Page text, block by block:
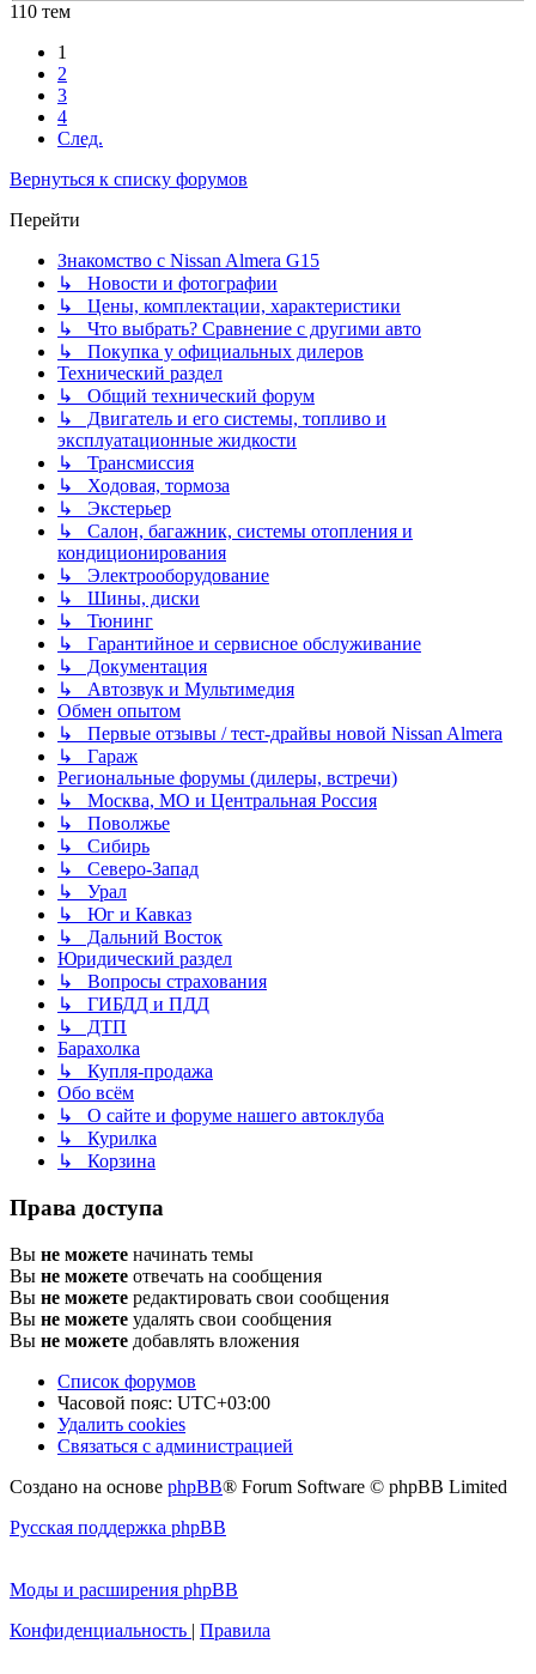
110 тем
1
2
3
4
След.
Вернуться к списку форумов
Перейти
Знакомство с Nissan Almera G15
↳ Новости и фотографии
↳ Цены, комплектации, характеристики
↳ Что выбрать? Сравнение с другими авто
↳ Покупка у официальных дилеров
Технический раздел
↳ Общий технический форум
↳ Двигатель и его системы, топливо и
эксплуатационные жидкости
↳ Трансмиссия
↳ Ходовая, тормоза
↳ Экстерьер
↳ Салон, багажник, системы отопления и
кондиционирования
↳ Электрооборудование
↳ Шины, диски
↳ Тюнинг
↳ Гарантийное и сервисное обслуживание
↳ Документация
↳ Автозвук и Мультимедия
Обмен опытом
↳ Первые отзывы / тест-драйвы новой Nissan Almera
↳ Гараж
Региональные форумы (дилеры, встречи)
↳ Москва, МО и Центральная Россия
↳ Поволжье
↳ Сибирь
↳ Северо-Запад
↳ Урал
↳ Юг и Кавказ
↳ Дальний Восток
Юридический раздел
↳ Вопросы страхования
↳ ГИБДД и ПДД
↳ ДТП
Барахолка
↳ Купля-продажа
Обо всём
↳ О сайте и форуме нашего автоклуба
↳ Курилка
↳ Корзина
Права доступа
Вы не можете начинать темы
Вы не можете отвечать на сообщения
Вы не можете редактировать свои сообщения
Вы не можете удалять свои сообщения
Вы не можете добавлять вложения
Список форумов
Часовой пояс: UTC+03:00
Удалить cookies
Связаться с администрацией
Создано на основе phpBB® Forum Software © phpBB Limited
Русская поддержка phpBB
Моды и расширения phpBB
Конфиденциальность | Правила